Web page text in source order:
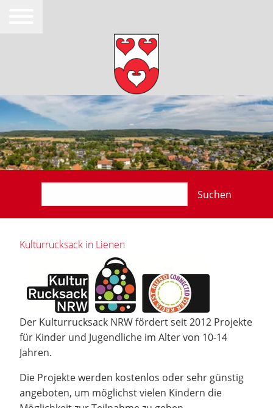
Suchen
Kulturrucksack in Lienen
Der Kulturrucksack NRW fördert seit 2012 Projekte
für Kinder und Jugendliche im Alter von 10-14
Jahren.
Die Projekte werden kostenlos oder sehr günstig
angeboten, um möglichst vielen Kindern die